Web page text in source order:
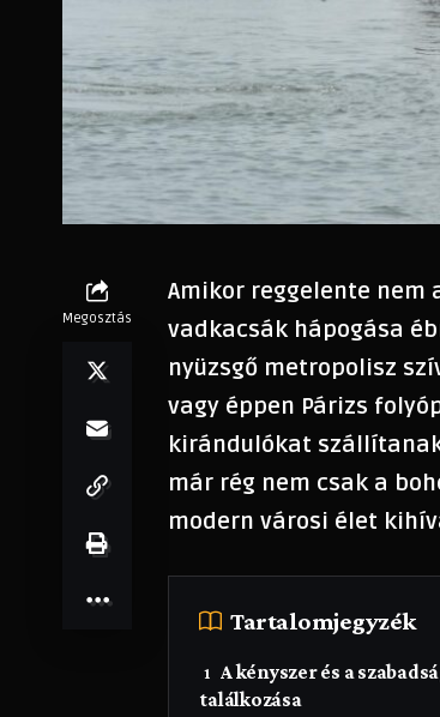
Megosztás
Amikor reggelente nem
vadkacsák hápogása
nyüzsgő metropolisz
vagy éppen Párizs
kirándulókat
már rég nem csak a
modern városi élet
Tartalomjegyzék
A kényszer és a
találkozása